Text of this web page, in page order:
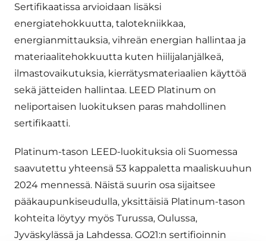
Sertifikaatissa arvioidaan lisäksi
energiatehokkuutta, talotekniikkaa,
energianmittauksia, vihreän energian hallintaa ja
materiaalitehokkuutta kuten hiilijalanjälkeä,
ilmastovaikutuksia, kierrätysmateriaalien käyttöä
sekä jätteiden hallintaa. LEED Platinum on
neliportaisen luokituksen paras mahdollinen
sertifikaatti.
Platinum-tason LEED-luokituksia oli Suomessa
saavutettu yhteensä 53 kappaletta maaliskuuhun
2024 mennessä. Näistä suurin osa sijaitsee
pääkaupunkiseudulla, yksittäisiä Platinum-tason
kohteita löytyy myös Turussa, Oulussa,
Jyväskylässä ja Lahdessa. GO21:n sertifioinnin